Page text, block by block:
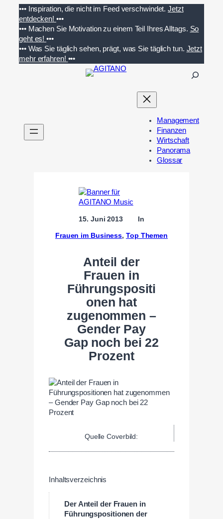
Inhalt
springen
••• Inspiration, die nicht im Feed verschwindet. Jetzt
entdecken! •••
••• Machen Sie Motivation zu einem Teil Ihres Alltags. So
geht es!•••
••• Was Sie täglich sehen, prägt, was Sie täglich tun. Jetzt
mehr erfahren! •••
n
Management
Finanzen
Wirtschaft
Panorama
Glossar
15. Juni 2013 In
Frauen im Business, Top Themen
Anteil der
Frauen in
Führungspositi
onen hat
zugenommen –
Gender Pay
Gap noch bei 22
Prozent
Quelle Coverbild:
Inhaltsverzeichnis
Der Anteil der Frauen in
Führungspositionen der